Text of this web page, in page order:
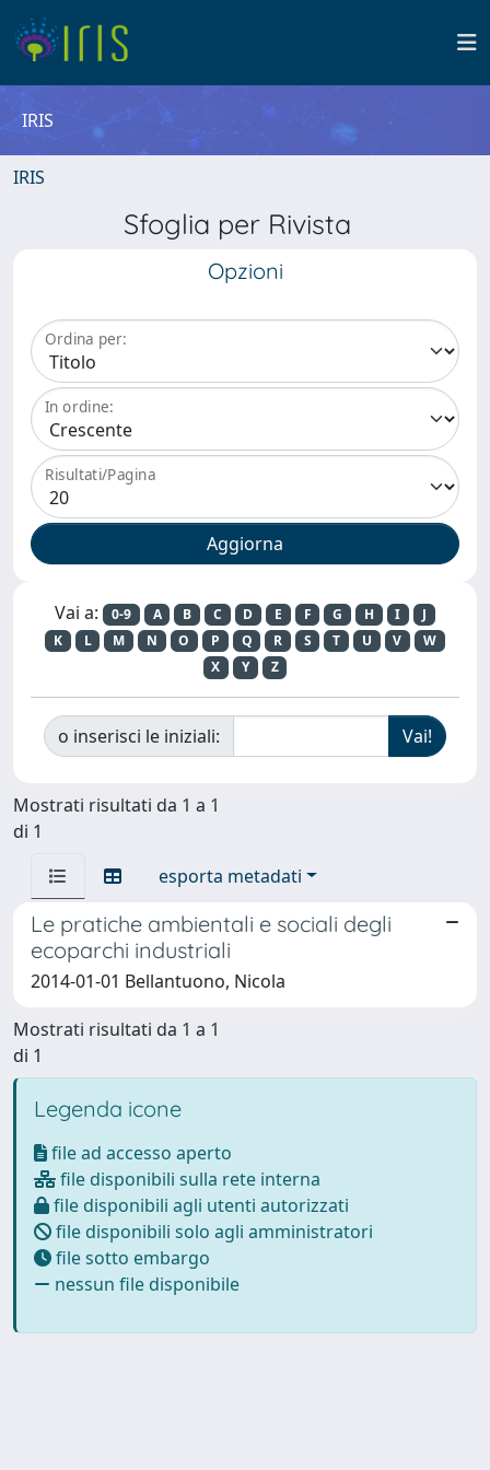
IRIS
IRIS
Sfoglia per Rivista
Opzioni
Ordina per:
In ordine:
Risultati/Pagina
Vai a: 0-9 A B C D E F G H I
J
K
L M N O P Q R S T U V
W
X
Y Z
o inserisci le iniziali:
Mostrati risultati da 1 a 1
di 1
esporta metadati
Le pratiche ambientali e sociali degli
ecoparchi industriali
2014-01-01 Bellantuono, Nicola
Mostrati risultati da 1 a 1
di 1
Legenda icone
file ad accesso aperto
file disponibili sulla rete interna
file disponibili agli utenti autorizzati
file disponibili solo agli amministratori
file sotto embargo
nessun file disponibile